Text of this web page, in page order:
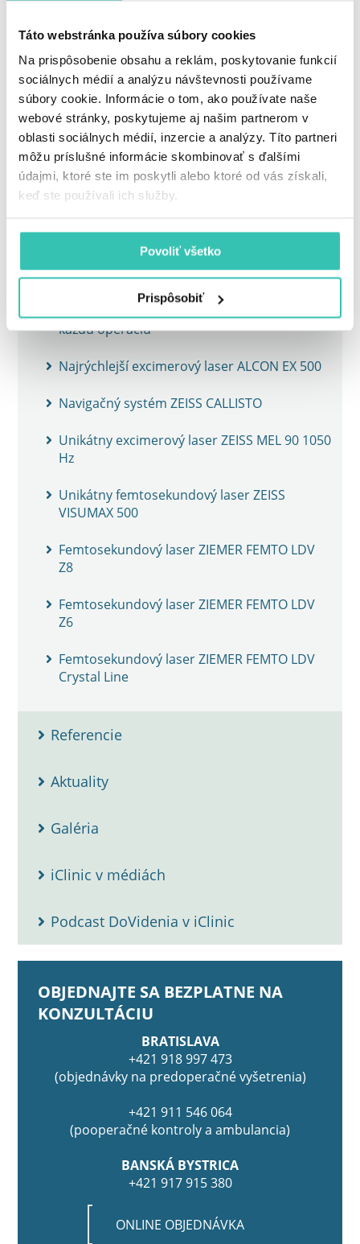
Táto webstránka používa súbory cookies
Na prispôsobenie obsahu a reklám, poskytovanie funkcií
sociálnych médií a analýzu návštevnosti používame
súbory cookie. Informácie o tom, ako používate naše
webové stránky, poskytujeme aj našim partnerom v
oblasti sociálnych médií, inzercie a analýzy. Títo partneri
môžu príslušné informácie skombinovať s ďalšími
údajmi, ktoré ste im poskytli alebo ktoré od vás získali,
keď ste používali ich služby.
Povoliť všetko
Prispôsobiť
MUDr. Martin Lichvár
Inovácie
Technológie
Norlase ECHO – revolúcia v laserovej liečbe
Nový laser VISUMAX 800: rýchlejšia,
pohodlnejšia a presnejšia operácia očí
®
každú operáciu
Najrýchlejší excimerový laser ALCON EX 500
Navigačný systém ZEISS CALLISTO
Unikátny excimerový laser ZEISS MEL 90 1050
Hz
Unikátny femtosekundový laser ZEISS
VISUMAX 500
Femtosekundový laser ZIEMER FEMTO LDV
Z8
Femtosekundový laser ZIEMER FEMTO LDV
Z6
Femtosekundový laser ZIEMER FEMTO LDV
Crystal Line
Referencie
Aktuality
Galéria
iClinic v médiách
Podcast DoVidenia v iClinic
OBJEDNAJTE SA BEZPLATNE NA
KONZULTÁCIU
BRATISLAVA
+421 918 997 473
(objednávky na predoperačné vyšetrenia)
+421 911 546 064
(pooperačné kontroly a ambulancia)
BANSKÁ BYSTRICA
+421 917 915 380
ONLINE OBJEDNÁVKA